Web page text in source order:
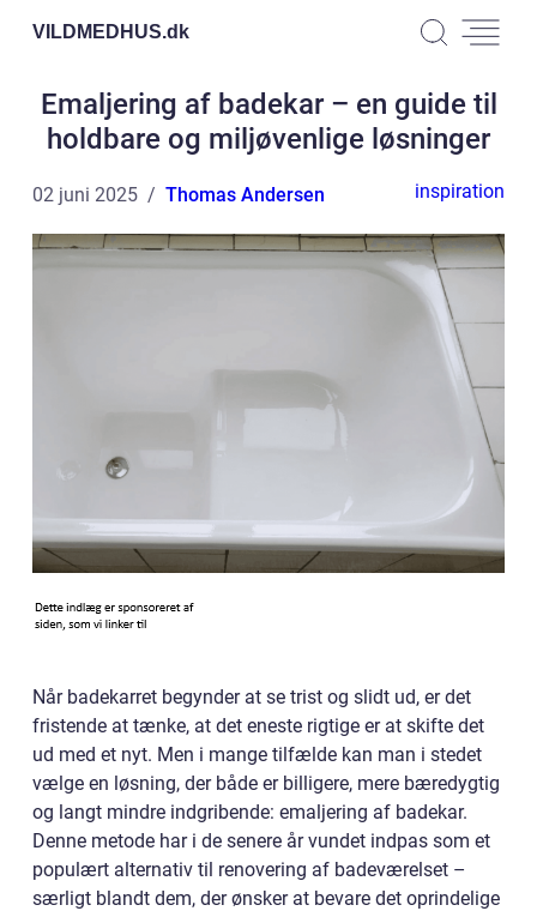
VILDMEDHUS.dk
Emaljering af badekar – en guide til
holdbare og miljøvenlige løsninger
02 juni 2025 Thomas Andersen inspiration
Når badekarret begynder at se trist og slidt ud, er det
fristende at tænke, at det eneste rigtige er at skifte det
ud med et nyt. Men i mange tilfælde kan man i stedet
vælge en løsning, der både er billigere, mere bæredygtig
og langt mindre indgribende: emaljering af badekar.
Denne metode har i de senere år vundet indpas som et
populært alternativ til renovering af badeværelset –
særligt blandt dem, der ønsker at bevare det oprindelige